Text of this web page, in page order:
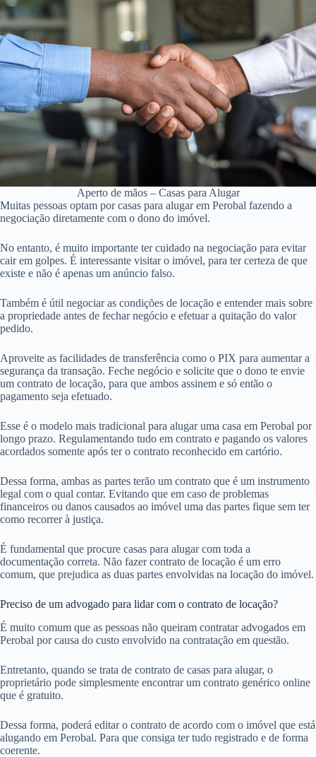
Aperto de mãos – Casas para Alugar
Muitas pessoas optam por casas para alugar em Perobal fazendo a
negociação diretamente com o dono do imóvel.
No entanto, é muito importante ter cuidado na negociação para evitar
cair em golpes. É interessante visitar o imóvel, para ter certeza de que
existe e não é apenas um anúncio falso.
Também é útil negociar as condições de locação e entender mais sobre
a propriedade antes de fechar negócio e efetuar a quitação do valor
pedido.
Aproveite as facilidades de transferência como o PIX para aumentar a
segurança da transação. Feche negócio e solicite que o dono te envie
um contrato de locação, para que ambos assinem e só então o
pagamento seja efetuado.
Esse é o modelo mais tradicional para alugar uma casa em Perobal por
longo prazo. Regulamentando tudo em contrato e pagando os valores
acordados somente após ter o contrato reconhecido em cartório.
Dessa forma, ambas as partes terão um contrato que é um instrumento
legal com o qual contar. Evitando que em caso de problemas
financeiros ou danos causados ao imóvel uma das partes fique sem ter
como recorrer à justiça.
É fundamental que procure casas para alugar com toda a
documentação correta. Não fazer contrato de locação é um erro
comum, que prejudica as duas partes envolvidas na locação do imóvel.
Preciso de um advogado para lidar com o contrato de locação?
É muito comum que as pessoas não queiram contratar advogados em
Perobal por causa do custo envolvido na contratação em questão.
Entretanto, quando se trata de contrato de casas para alugar, o
proprietário pode simplesmente encontrar um contrato genérico online
que é gratuito.
Dessa forma, poderá editar o contrato de acordo com o imóvel que está
alugando em Perobal. Para que consiga ter tudo registrado e de forma
coerente.